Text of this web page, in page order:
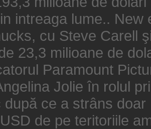
intreaga lume..
cu Steve Carell
23,3 milioane de
Paramount
Jolie în rolul
după ce a strâns
de pe teritoriile